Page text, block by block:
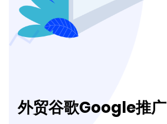
外贸谷歌Google推广